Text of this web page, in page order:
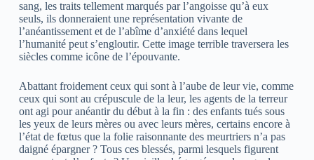
sang, les traits tellement marqués par l’angoisse qu’à eux
seuls, ils donneraient une représentation vivante de
l’anéantissement et de l’abîme d’anxiété dans lequel
l’humanité peut s’engloutir. Cette image terrible traversera les
siècles comme icône de l’épouvante.
Abattant froidement ceux qui sont à l’aube de leur vie, comme
ceux qui sont au crépuscule de la leur, les agents de la terreur
ont agi pour anéantir du début à la fin : des enfants tués sous
les yeux de leurs mères ou avec leurs mères, certains encore à
l’état de fœtus que la folie raisonnante des meurtriers n’a pas
daigné épargner ? Tous ces blessés, parmi lesquels figurent